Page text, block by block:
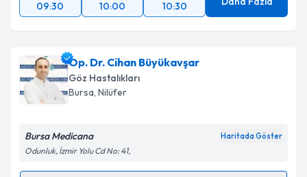
09:30 10:00 10:30
Op. Dr. Cihan Büyükavşar
Göz Hastalıkları
Bursa, Nilüfer
Bursa Medicana Haritada Göster
Odunluk, İzmir Yolu Cd No: 41,